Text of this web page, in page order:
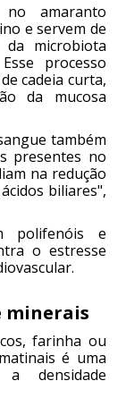
no amaranto
e servem de
microbiota
processo
cadeia curta,
da mucosa
também
presentes no
na redução
biliares",
polifenóis e
o estresse
minerais
farinha ou
é uma
densidade